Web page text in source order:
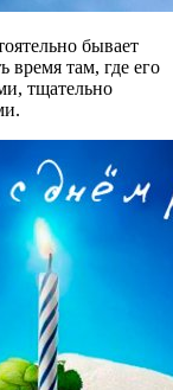
бывает
время там, где его
тщательно